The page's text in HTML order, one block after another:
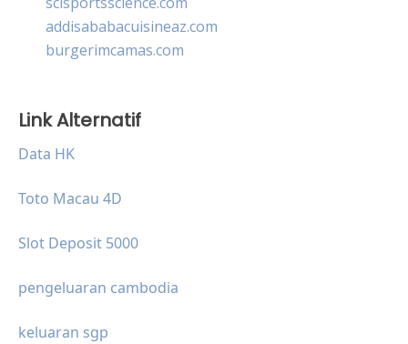
addisababacuisineaz.com
burgerimcamas.com
Link Alternatif
Data HK
Toto Macau 4D
Slot Deposit 5000
pengeluaran cambodia
keluaran sgp